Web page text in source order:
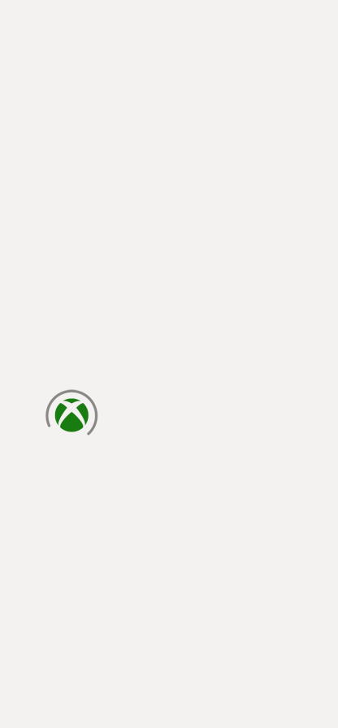
laden...